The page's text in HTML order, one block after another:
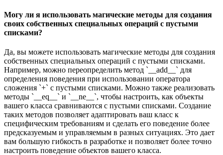
Могу ли я использовать магические методы для создания
своих собственных специальных операций с пустыми
списками?
Да, вы можете использовать магические методы для создания
собственных специальных операций с пустыми списками.
Например, можно переопределить метод `__add__` для
определения поведения при использовании оператора
сложения `+` с пустыми списками. Можно также реализовать
методы `__eq__` и `__ne__`, чтобы настроить, как объекты
вашего класса сравниваются с пустыми списками. Создание
таких методов позволяет адаптировать ваш класс к
специфическим требованиям и сделать его поведение более
предсказуемым и управляемым в разных ситуациях. Это дает
вам большую гибкость в разработке и позволяет более точно
настроить поведение объектов вашего класса.